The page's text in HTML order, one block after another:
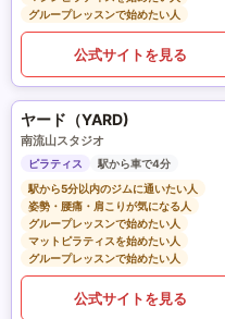
グループレッスンで始めたい人
公式サイトを見る
ヤード（YARD)
南流山スタジオ
ピラティス
駅から車で4分
駅から5分以内のジムに通いたい人
姿勢・腰痛・肩こりが気になる人
グループレッスンで始めたい人
マットピラティスを始めたい人
グループレッスンで始めたい人
公式サイトを見る